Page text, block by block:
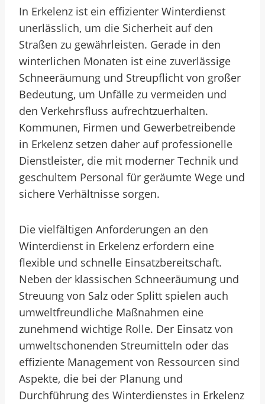
In Erkelenz ist ein effizienter Winterdienst
unerlässlich, um die Sicherheit auf den
Straßen zu gewährleisten. Gerade in den
winterlichen Monaten ist eine zuverlässige
Schneeräumung und Streupflicht von großer
Bedeutung, um Unfälle zu vermeiden und
den Verkehrsfluss aufrechtzuerhalten.
Kommunen, Firmen und Gewerbetreibende
in Erkelenz setzen daher auf professionelle
Dienstleister, die mit moderner Technik und
geschultem Personal für geräumte Wege und
sichere Verhältnisse sorgen.
Die vielfältigen Anforderungen an den
Winterdienst in Erkelenz erfordern eine
flexible und schnelle Einsatzbereitschaft.
Neben der klassischen Schneeräumung und
Streuung von Salz oder Splitt spielen auch
umweltfreundliche Maßnahmen eine
zunehmend wichtige Rolle. Der Einsatz von
umweltschonenden Streumitteln oder das
effiziente Management von Ressourcen sind
Aspekte, die bei der Planung und
Durchführung des Winterdienstes in Erkelenz